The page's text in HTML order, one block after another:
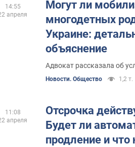
Могут ли
многодетных
Украине:
объяснение
Адвокат рассказала об
Новости. Общество 1,2 т.
14:55
апреля
Отсрочка
Будет ли
продление и что
11:08
апреля